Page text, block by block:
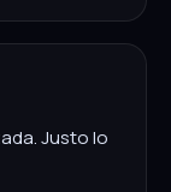
Justo lo